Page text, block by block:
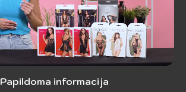
Papildoma informacija